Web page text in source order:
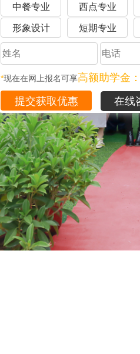
中餐专业 西点专业
形象设计 短期专业
*现在在网上报名可享高额助学金
在线